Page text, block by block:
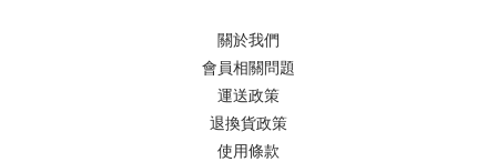
關於我們
會員相關問題
運送政策
退換貨政策
使用條款